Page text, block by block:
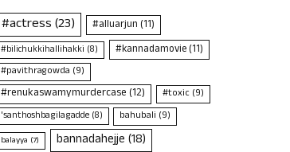
#actress(23) #alluarjun(11)
#bilichukkihallihakki (8) #kannadamovie(11)
#pavithragowda (9)
#renukaswamymurdercase(12) #toxic(9)
'santhoshbagilagadde (8) bahubali (9)
balayya (7) bannadahejje(18)